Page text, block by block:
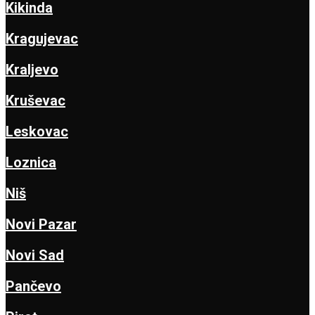
Kikinda
Kragujevac
Kraljevo
Kruševac
Leskovac
Loznica
Niš
Novi Pazar
Novi Sad
Pančevo